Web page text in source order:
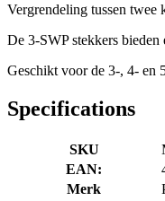
Vergrendeling tussen twee
De 3-SWP stekkers
Geschikt voor de 3-, 4- en
Specifications
SKU
EAN:
Merk